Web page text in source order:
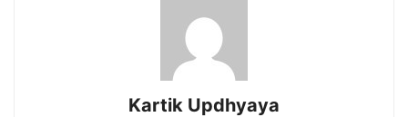
Kartik Updhyaya